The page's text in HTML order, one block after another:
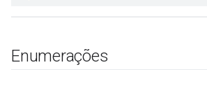
Enumerações